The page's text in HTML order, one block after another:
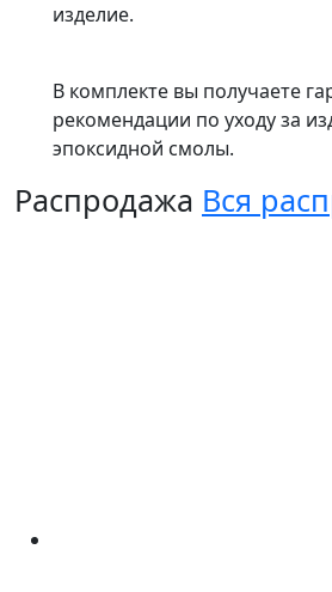
изделие.
В комплекте вы получаете
рекомендации по уходу за
эпоксидной смолы.
Распродажа Вся